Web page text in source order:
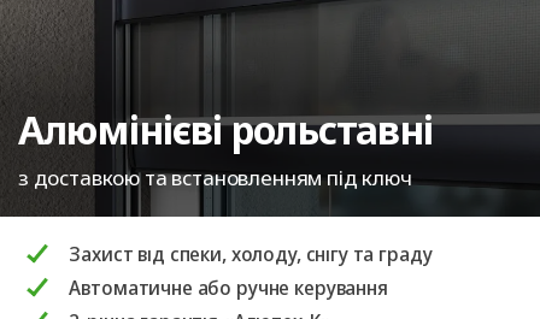
Алюмінієві рольставні
з доставкою та встановленням під ключ
Захист від спеки, холоду, снігу та граду
Автоматичне або ручне керування